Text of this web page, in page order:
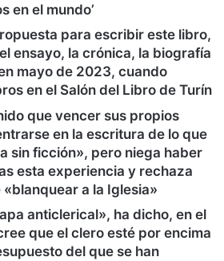
en el mundo’
para escribir este libro,
ensayo, la crónica, la biografía
mayo de 2023, cuando
en el Salón del Libro de Turín
que vencer sus propios
en la escritura de lo que
sin ficción», pero niega haber
esta experiencia y rechaza
a la Iglesia»
anticlerical», ha dicho, en el
que el clero esté por encima
del que se han